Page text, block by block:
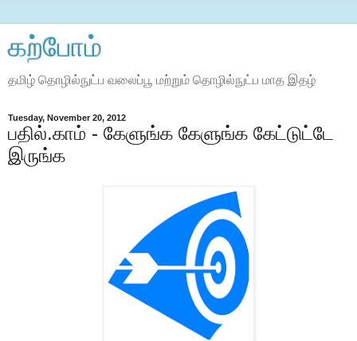
கற்போம்
தமிழ் தொழில்நுட்ப வலைப்பூ மற்றும் தொழில்நுட்ப மாத இதழ்
Tuesday, November 20, 2012
பதில்.காம் - கேளுங்க கேளுங்க கேட்டுட்டே
இருங்க